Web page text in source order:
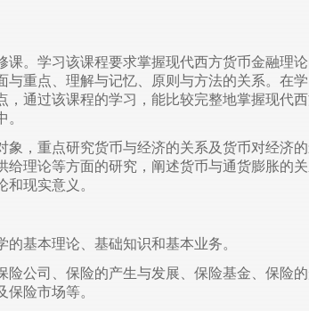
课。学习该课程要求掌握现代西方货币金融理
与重点、理解与记忆、原则与方法的关系。在
，通过该课程的学习，能比较完整地掌握现代
象，重点研究货币与经济的关系及货币对经济
给理论等方面的研究，阐述货币与通货膨胀的
现实意义。
基本理论、基础知识和基本业务。
险公司、保险的产生与发展、保险基金、保险
险市场等。